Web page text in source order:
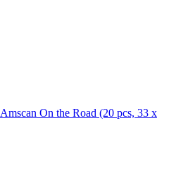
Amscan On the Road (20 pcs, 33 x